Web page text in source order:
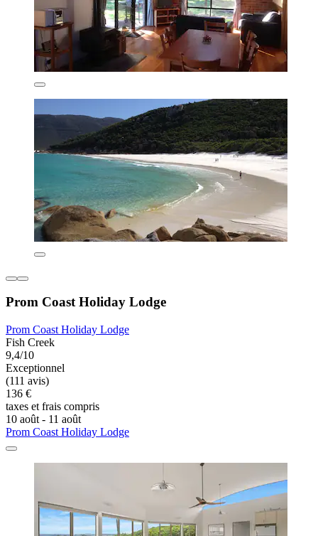
Prom Coast Holiday Lodge
Prom Coast Holiday Lodge
Fish Creek
9,4/10
Exceptionnel
(111 avis)
136 €
taxes et frais compris
10 août - 11 août
Prom Coast Holiday Lodge